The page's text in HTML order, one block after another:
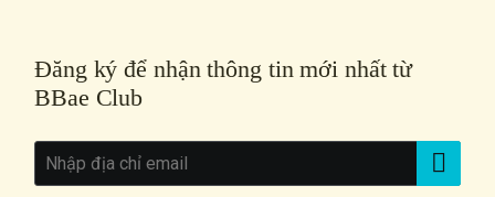
Đăng ký để nhận thông tin mới nhất từ
BBae Club